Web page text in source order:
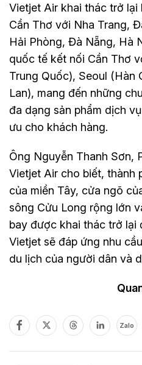
Vietjet Air khai thác trở
Cần Thơ với Nha Trang,
Hải Phòng, Đà Nẵng, Hà
quốc tế kết nối Cần Thơ
Trung Quốc), Seoul (Hàn
Lan), mang đến những
đa dạng sản phẩm dịch
ưu cho khách hàng.
Ông Nguyễn Thanh Sơn,
Vietjet Air cho biết, thành
của miền Tây, cửa ngõ
sông Cửu Long rộng lớn
bay được khai thác trở lại
Vietjet sẽ đáp ứng nhu
du lịch của người dân và
Zalo